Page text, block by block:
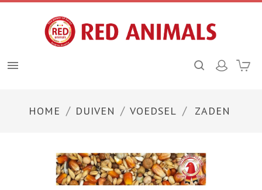

HOME DUIVEN VOEDSEL ZADEN